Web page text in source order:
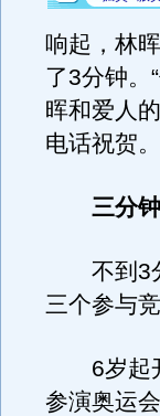
响起，林
了3分钟
晖和爱人
电话祝贺。
三分
不到3分
三个参与
6岁起开
参演奥运